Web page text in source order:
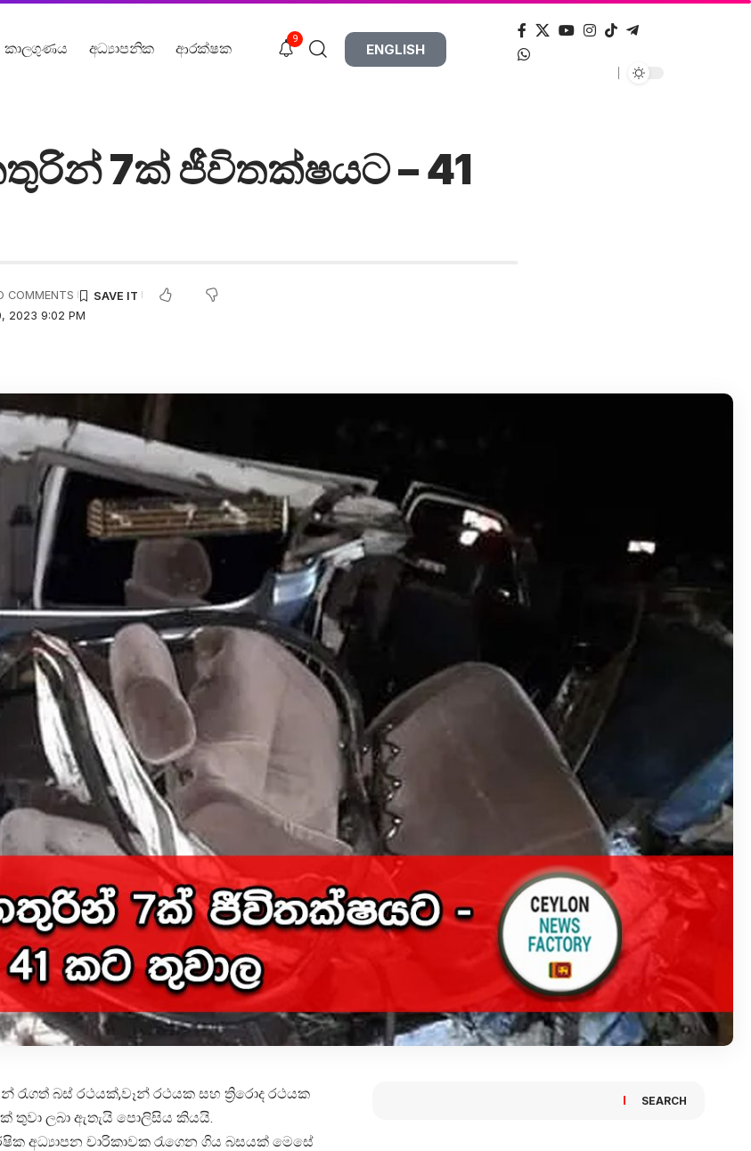
කාලගුණය අධ්‍යාපනික ආරක්ෂක
9
ENGLISH
7ක් ජීවිතක්ෂයට – 41
2023 9:02 PM
COMMENTS
රැගත් බස් රථයක්,වෑන් රථයක සහ ත්‍රිරොද රථයක
තුවා ලබා ඇතැයි පොලිසිය කියයි.
අධ්‍යාපන චාරිකාවක රැගෙන ගිය බසයක් මෙසේ
SEARCH